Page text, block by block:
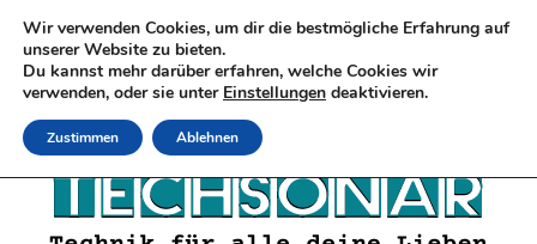
Wir verwenden Cookies, um dir die bestmögliche Erfahrung auf
unserer Website zu bieten.
Du kannst mehr darüber erfahren, welche Cookies wir
verwenden, oder sie unter Einstellungen deaktivieren.
Zustimmen Ablehnen